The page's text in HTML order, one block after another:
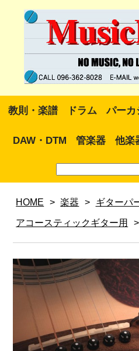
教則・楽譜 ドラム パーカ
DAW・DTM 管楽器 他楽
HOME > 楽器 > ギターパ
アコースティックギター用 >